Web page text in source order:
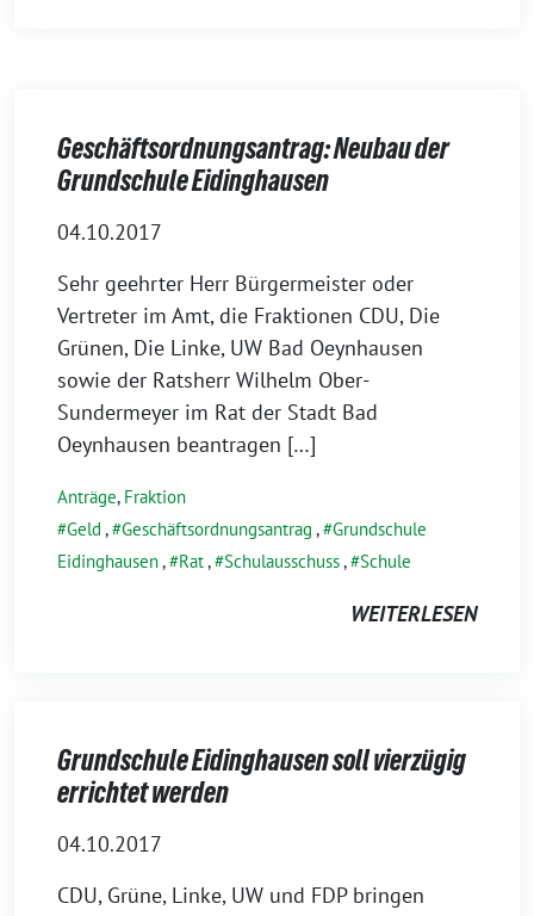
Geschäftsordnungsantrag: Neubau der
Grundschule Eidinghausen
04.10.2017
Sehr geehrter Herr Bürgermeister oder
Vertreter im Amt, die Fraktionen CDU, Die
Grünen, Die Linke, UW Bad Oeynhausen
sowie der Ratsherr Wilhelm Ober-
Sundermeyer im Rat der Stadt Bad
Oeynhausen beantragen […]
Anträge, Fraktion
Geld , Geschäftsordnungsantrag , Grundschule
Eidinghausen, Rat, Schulausschuss, Schule
WEITERLESEN
Grundschule Eidinghausen soll vierzügig
errichtet werden
04.10.2017
CDU, Grüne, Linke, UW und FDP bringen